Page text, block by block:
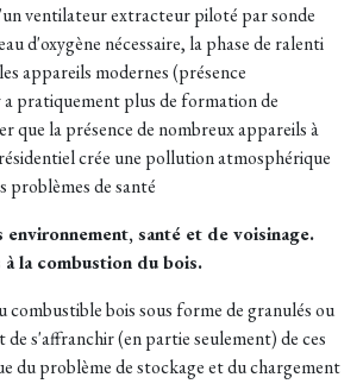
ventilateur extracteur piloté par sonde
d'oxygène nécessaire, la phase de ralenti
appareils modernes (présence
pratiquement plus de formation de
que la présence de nombreux appareils à
crée une pollution atmosphérique
problèmes de santé
santé et de voisinage.
à la combustion du bois.
combustible bois sous forme de granulés ou
s'affranchir (en partie seulement) de ces
du problème de stockage et du chargement